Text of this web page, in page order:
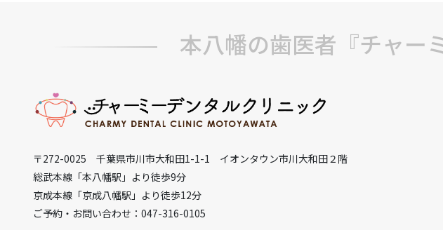
本八幡の歯医者『チャー
〒272-0025 千葉県市川市大和田1-1-1 イオンタウン市川大和田２階
総武本線「本八幡駅」より徒歩9分
京成本線「京成八幡駅」より徒歩12分
ご予約・お問い合わせ：047-316-0105